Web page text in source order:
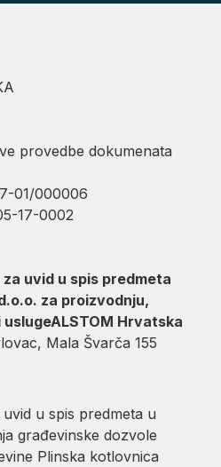
provedbe dokumenata
01/000006
17-0002
uvid u spis predmeta
za proizvodnju,
Hrvatska
Mala Švarča 155
u spis predmeta u
građevinske dozvole
Plinska kotlovnica